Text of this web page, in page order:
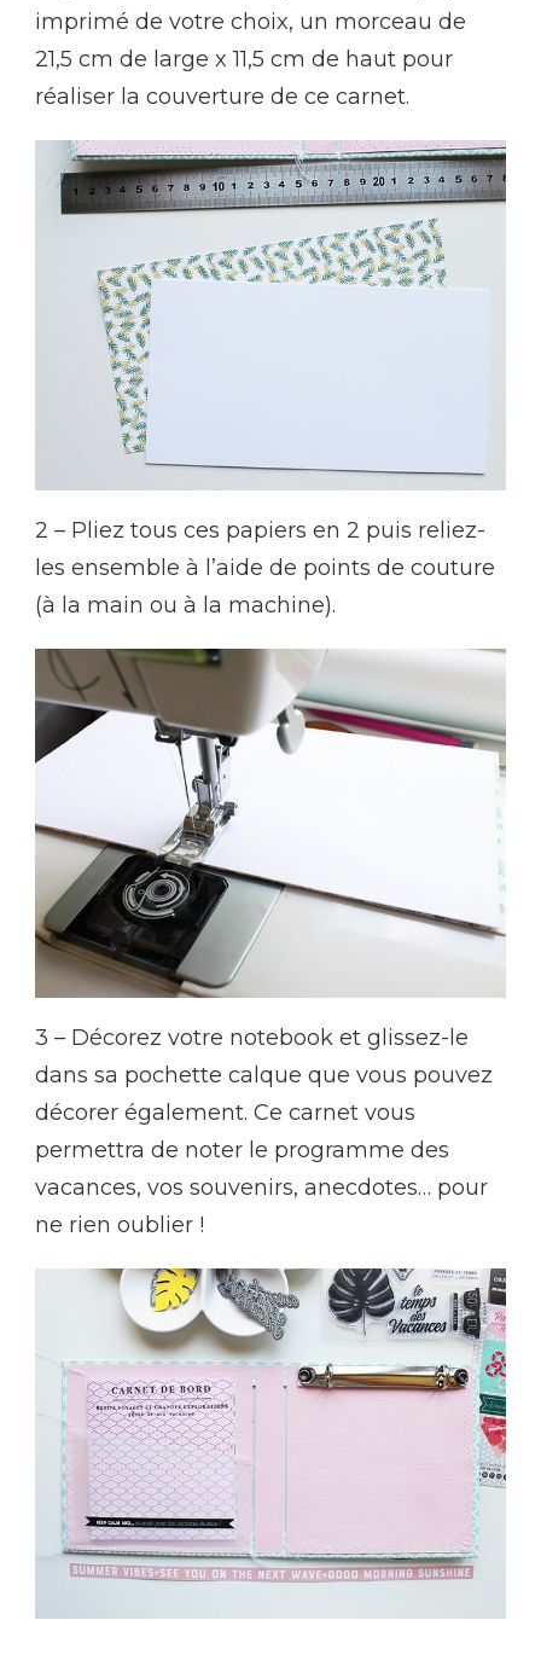
imprimé de votre choix, un morceau de
21,5 cm de large x 11,5 cm de haut pour
réaliser la couverture de ce carnet.
2 – Pliez tous ces papiers en 2 puis reliez-
les ensemble à l’aide de points de couture
(à la main ou à la machine).
3 – Décorez votre notebook et glissez-le
dans sa pochette calque que vous pouvez
décorer également. Ce carnet vous
permettra de noter le programme des
vacances, vos souvenirs, anecdotes… pour
ne rien oublier !